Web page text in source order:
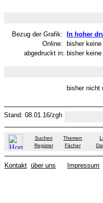
Bezug der Grafik:
In hoher
Online:
bisher
abgedruckt in: bisher
bisher nicht
Stand: 08.01.16/zgh
Suchen Themen
Register
Fächer
Kontakt über uns Impressum